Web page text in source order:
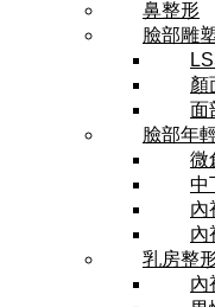
鼻整形
臉部雕
顏
面
臉部年
微
中
內
內
乳房整
內